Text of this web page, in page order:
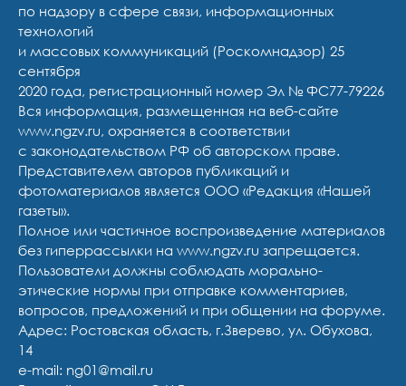
по надзору в сфере связи, информационных
технологий
и массовых коммуникаций (Роскомнадзор) 25
сентября
2020 года, регистрационный номер Эл № ФС77-79226
Вся информация, размещенная на веб-сайте
www.ngzv.ru, охраняется в соответствии
с законодательством РФ об авторском праве.
Представителем авторов публикаций и
фотоматериалов является ООО «Редакция «Нашей
газеты».
Полное или частичное воспроизведение материалов
без гиперрассылки на www.ngzv.ru запрещается.
Пользователи должны соблюдать морально-
этические нормы при отправке комментариев,
вопросов, предложений и при общении на форуме.
Адрес: Ростовская область, г.Зверево, ул. Обухова,
14
e-mail: ng01@mail.ru